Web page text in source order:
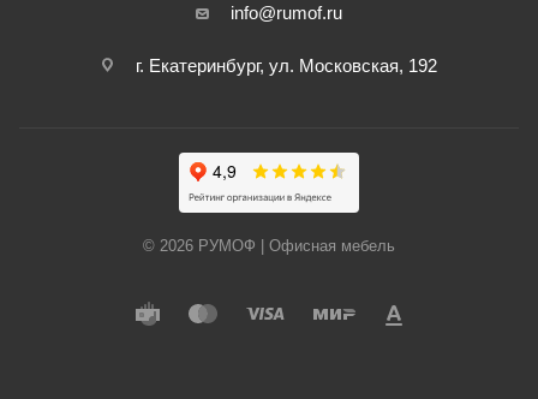
info@rumof.ru
г. Екатеринбург, ул. Московская, 192
© 2026 РУМОФ | Офисная мебель